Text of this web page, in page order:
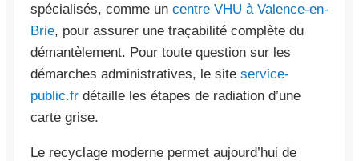
spécialisés, comme un centre VHU à Valence-en-
Brie, pour assurer une traçabilité complète du
démantèlement. Pour toute question sur les
démarches administratives, le site service-
public.fr détaille les étapes de radiation d’une
carte grise.
Le recyclage moderne permet aujourd’hui de